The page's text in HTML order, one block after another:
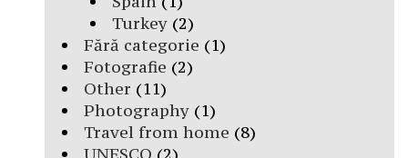
Turkey(2)
Fără categorie (1)
Fotografie (2)
Other (11)
Photography (1)
Travel from home (8)